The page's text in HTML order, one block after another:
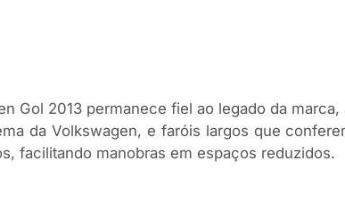
Gol 2013 permanece fiel ao legado da
da Volkswagen, e faróis largos que
facilitando manobras em espaços reduzidos.